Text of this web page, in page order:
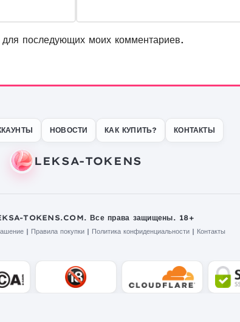
последующих моих комментариев.
НОВОСТИ КАК КУПИТЬ? КОНТАКТЫ
TOKENS.COM. Все права защищены. 18+
| Правила покупки | Политика конфиденциальности | Контакты